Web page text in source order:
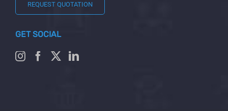
REQUEST QUOTATION
GET SOCIAL